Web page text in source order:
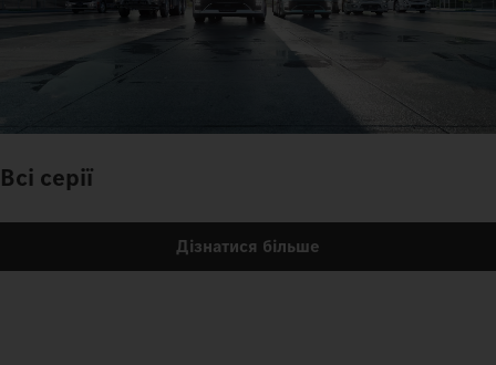
Всі серії
Дізнатися більше